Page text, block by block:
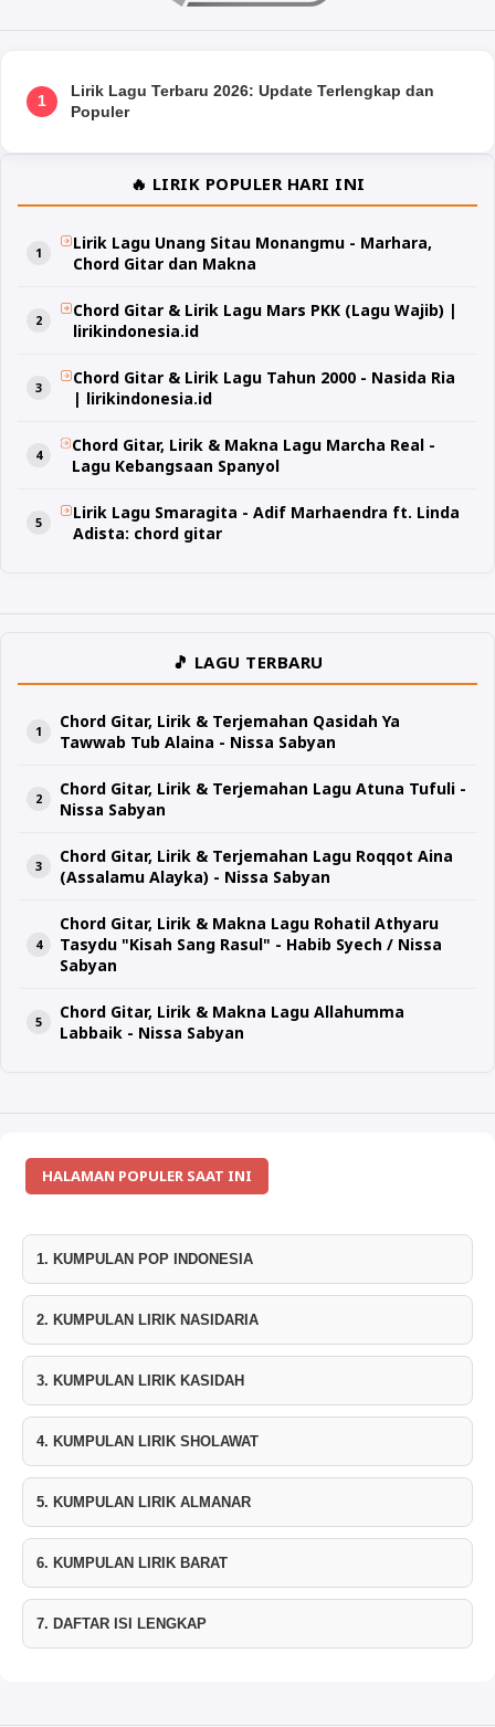
1
Lirik Lagu Terbaru 2026: Update Terlengkap dan
Populer
🔥 LIRIK POPULER HARI INI
Lirik Lagu Unang Sitau Monangmu - Marhara,
Chord Gitar dan Makna
Chord Gitar & Lirik Lagu Mars PKK (Lagu Wajib) |
lirikindonesia.id
Chord Gitar & Lirik Lagu Tahun 2000 - Nasida Ria
| lirikindonesia.id
Chord Gitar, Lirik & Makna Lagu Marcha Real -
Lagu Kebangsaan Spanyol
Lirik Lagu Smaragita - Adif Marhaendra ft. Linda
Adista: chord gitar
🎵 LAGU TERBARU
Chord Gitar, Lirik & Terjemahan Qasidah Ya
Tawwab Tub Alaina - Nissa Sabyan
Chord Gitar, Lirik & Terjemahan Lagu Atuna Tufuli -
Nissa Sabyan
Chord Gitar, Lirik & Terjemahan Lagu Roqqot Aina
(Assalamu Alayka) - Nissa Sabyan
Chord Gitar, Lirik & Makna Lagu Rohatil Athyaru
Tasydu "Kisah Sang Rasul" - Habib Syech / Nissa
Sabyan
Chord Gitar, Lirik & Makna Lagu Allahumma
Labbaik - Nissa Sabyan
HALAMAN POPULER SAAT INI
1. KUMPULAN POP INDONESIA
2. KUMPULAN LIRIK NASIDARIA
3. KUMPULAN LIRIK KASIDAH
4. KUMPULAN LIRIK SHOLAWAT
5. KUMPULAN LIRIK ALMANAR
6. KUMPULAN LIRIK BARAT
7. DAFTAR ISI LENGKAP